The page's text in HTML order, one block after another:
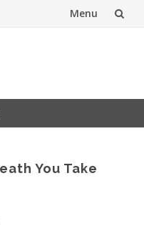
Menu
You Take